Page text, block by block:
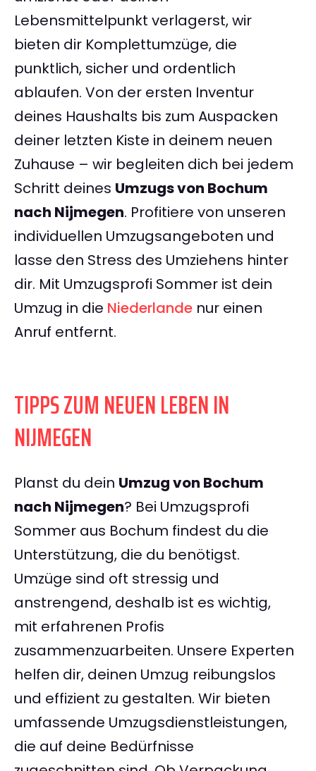
Lebensmittelpunkt verlagerst, wir
bieten dir Komplettumzüge, die
punktlich, sicher und ordentlich
ablaufen. Von der ersten Inventur
deines Haushalts bis zum Auspacken
deiner letzten Kiste in deinem neuen
Zuhause – wir begleiten dich bei jedem
Schritt deines Umzugs von Bochum
nach Nijmegen. Profitiere von unseren
individuellen Umzugsangeboten und
lasse den Stress des Umziehens hinter
dir. Mit Umzugsprofi Sommer ist dein
Umzug in die Niederlande nur einen
Anruf entfernt.
TIPPS ZUM NEUEN LEBEN IN
NIJMEGEN
Planst du dein Umzug von Bochum
nach Nijmegen? Bei Umzugsprofi
Sommer aus Bochum findest du die
Unterstützung, die du benötigst.
Umzüge sind oft stressig und
anstrengend, deshalb ist es wichtig,
mit erfahrenen Profis
zusammenzuarbeiten. Unsere Experten
helfen dir, deinen Umzug reibungslos
und effizient zu gestalten. Wir bieten
umfassende Umzugsdienstleistungen,
die auf deine Bedürfnisse